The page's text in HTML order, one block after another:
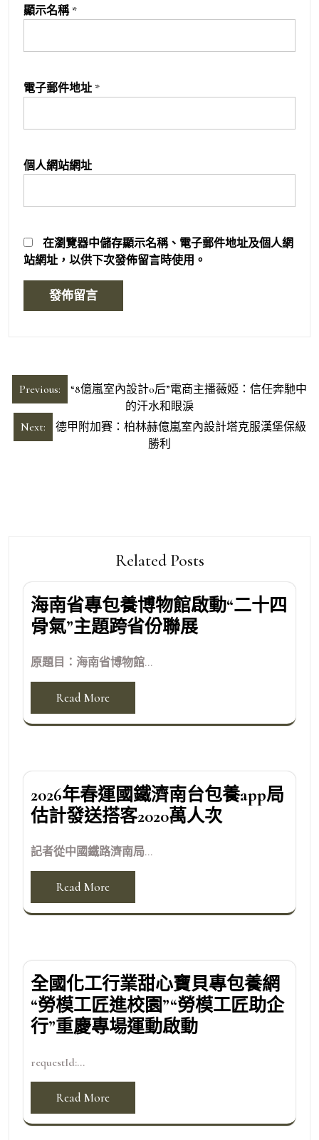
顯示名稱 *
電子郵件地址 *
個人網站網址
在瀏覽器中儲存顯示名稱、電子郵件地址及個人網
站網址，以供下次發佈留言時使用。
文
章
導
Previous:
“8億嵐室內設計0后”電商主播薇婭：信任奔馳中
的汗水和眼淚
Next:
德甲附加賽：柏林赫億嵐室內設計塔克服漢堡保級
勝利
Related Posts
海南省專包養博物館啟動“二十四
骨氣”主題跨省份聯展
原題目：海南省博物館...
Read More
2026年春運國鐵濟南台包養app局
估計發送搭客2020萬人次
記者從中國鐵路濟南局...
Read More
全國化工行業甜心寶貝專包養網
“勞模工匠進校園”“勞模工匠助企
行”重慶專場運動啟動
requestId:...
Read More